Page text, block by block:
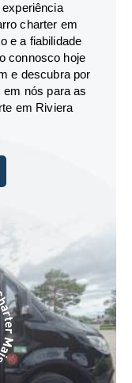
charter em
e a fiabilidade
connosco hoje
e descubra por
nós para as
em Riviera